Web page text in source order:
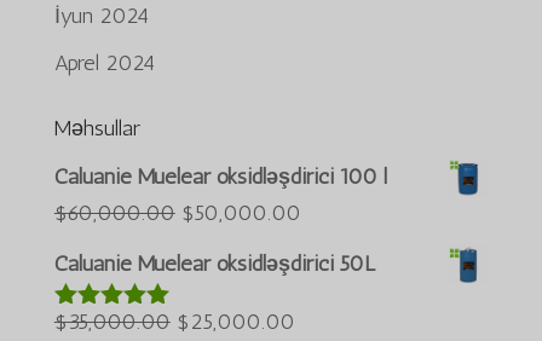
İyun 2024
Aprel 2024
Məhsullar
Caluanie Muelear oksidləşdirici 100 l
$60,000.00 İlkin
qiymət:
$60,000.00
idi.
$50,000.00
qiymət:
Caluanie Muelear oksidləşdirici 50L
5 baldan
$35,000.00 İlkin
$25,000.00
Português do Brasil